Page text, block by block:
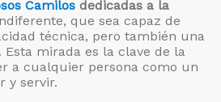
Camilos dedicadas a la
que sea capaz de
técnica, pero también una
mirada es la clave de la
a cualquier persona como un
y servir.